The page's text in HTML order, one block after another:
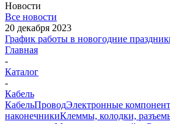
Новости
Все новости
20 декабря 2023
График работы в новогодние
Главная
-
Каталог
-
Кабель
КабельПроводЭлектронные
наконечникиКлеммы, колодки,